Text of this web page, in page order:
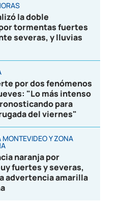
la doble
tormentas fuertes
severas, y lluvias
por dos fenómenos
"Lo más intenso
para
del viernes"
Y ZONA
naranja por
fuertes y severas,
advertencia amarilla